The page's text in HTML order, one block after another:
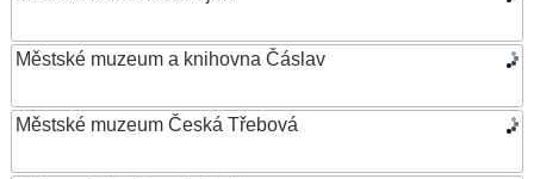
Městské muzeum a knihovna Čáslav
Městské muzeum Česká Třebová